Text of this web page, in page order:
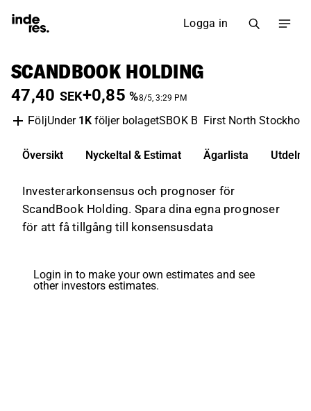
Logga in
SCANDBOOK HOLDING
47,40 SEK+0,85 %8/5, 3:29 PM
FöljUnder 1K följer bolagetSBOK B First North
Översikt Nyckeltal & Estimat Ägarlista
Investerarkonsensus och prognoser för
ScandBook Holding. Spara dina egna prognoser
för att få tillgång till konsensusdata
Login in to make your own estimates and see
other investors estimates.